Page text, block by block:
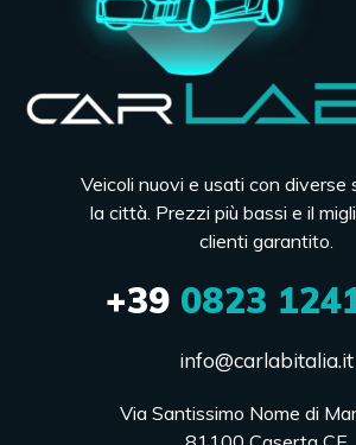
Veicoli nuovi e usati con diverse
la città. Prezzi più bassi e il
clienti garantito.
+390823
info@carlabitalia.it
Via Santissimo Nome di